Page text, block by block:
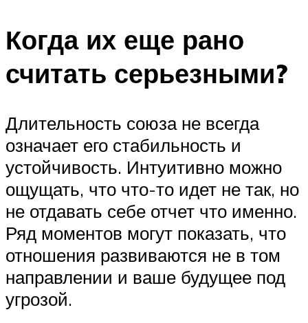
Когда их еще рано
считать серьезными?
Длительность союза не всегда
означает его стабильность и
устойчивость. Интуитивно можно
ощущать, что что-то идет не так, но
не отдавать себе отчет что именно.
Ряд моментов могут показать, что
отношения развиваются не в том
направлении и ваше будущее под
угрозой.